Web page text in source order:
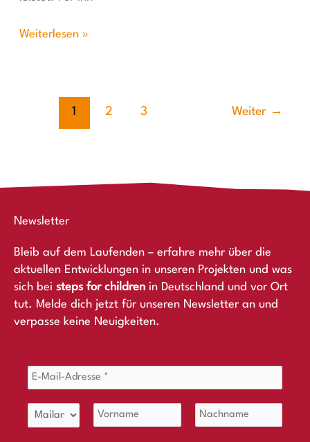
Weiterlesen »
1 2 3 Weiter →
Newsletter
Bleib auf dem Laufenden – erfahre mehr über die
aktuellen Entwicklungen in unseren Projekten und was
sich bei steps for children in Deutschland und vor Ort
tut. Melde dich jetzt für unseren Newsletter an und
verpasse keine Neuigkeiten.